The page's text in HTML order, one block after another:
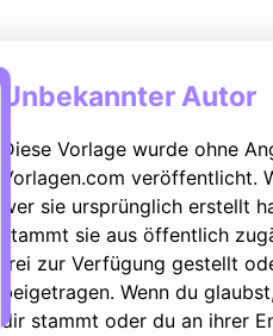
Unbekannter Autor
Diese Vorlage wurde ohne
Vorlagen.com veröffentlicht.
wer sie ursprünglich erstellt
stammt sie aus öffentlich
frei zur Verfügung gestellt
beigetragen. Wenn du
dir stammt oder du an ihrer